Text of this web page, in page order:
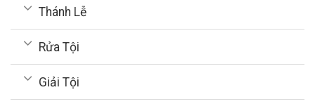
Thánh Lễ
Rửa Tội
Giải Tội